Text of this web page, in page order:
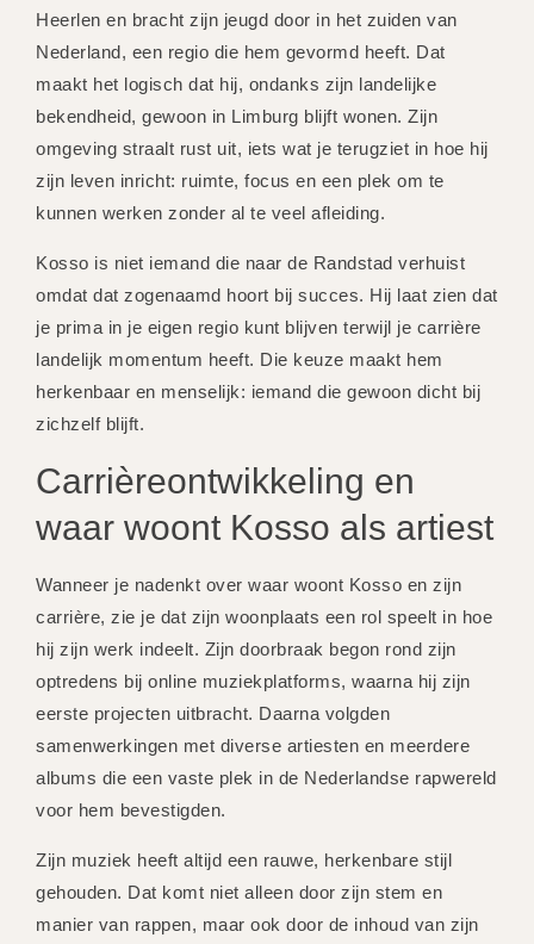
Heerlen en bracht zijn jeugd door in het zuiden van
Nederland, een regio die hem gevormd heeft. Dat
maakt het logisch dat hij, ondanks zijn landelijke
bekendheid, gewoon in Limburg blijft wonen. Zijn
omgeving straalt rust uit, iets wat je terugziet in hoe hij
zijn leven inricht: ruimte, focus en een plek om te
kunnen werken zonder al te veel afleiding.
Kosso is niet iemand die naar de Randstad verhuist
omdat dat zogenaamd hoort bij succes. Hij laat zien dat
je prima in je eigen regio kunt blijven terwijl je carrière
landelijk momentum heeft. Die keuze maakt hem
herkenbaar en menselijk: iemand die gewoon dicht bij
zichzelf blijft.
Carrièreontwikkeling en
waar woont Kosso als artiest
Wanneer je nadenkt over waar woont Kosso en zijn
carrière, zie je dat zijn woonplaats een rol speelt in hoe
hij zijn werk indeelt. Zijn doorbraak begon rond zijn
optredens bij online muziekplatforms, waarna hij zijn
eerste projecten uitbracht. Daarna volgden
samenwerkingen met diverse artiesten en meerdere
albums die een vaste plek in de Nederlandse rapwereld
voor hem bevestigden.
Zijn muziek heeft altijd een rauwe, herkenbare stijl
gehouden. Dat komt niet alleen door zijn stem en
manier van rappen, maar ook door de inhoud van zijn